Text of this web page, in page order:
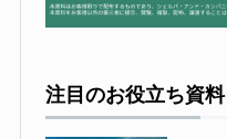
注目のお役立ち資料